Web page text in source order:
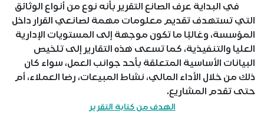
في البداية عرف الصانع التقرير بأنه نوع من أنواع الوثائق
التي تستهدف تقديم معلومات مهمة لصانعي القرار داخل
المؤسسة، وغالبًا ما تكون موجهة إلى المستويات الإدارية
العليا والتنفيذية، كما تسعى هذه التقارير إلى تلخيص
البيانات الأساسية المتعلقة بأحد جوانب العمل، سواء كان
ذلك من خلال الأداء المالي، نشاط المبيعات، رضا العملاء، أم
حتى تقدم المشاريع.
الهدف من كتابة التقرير